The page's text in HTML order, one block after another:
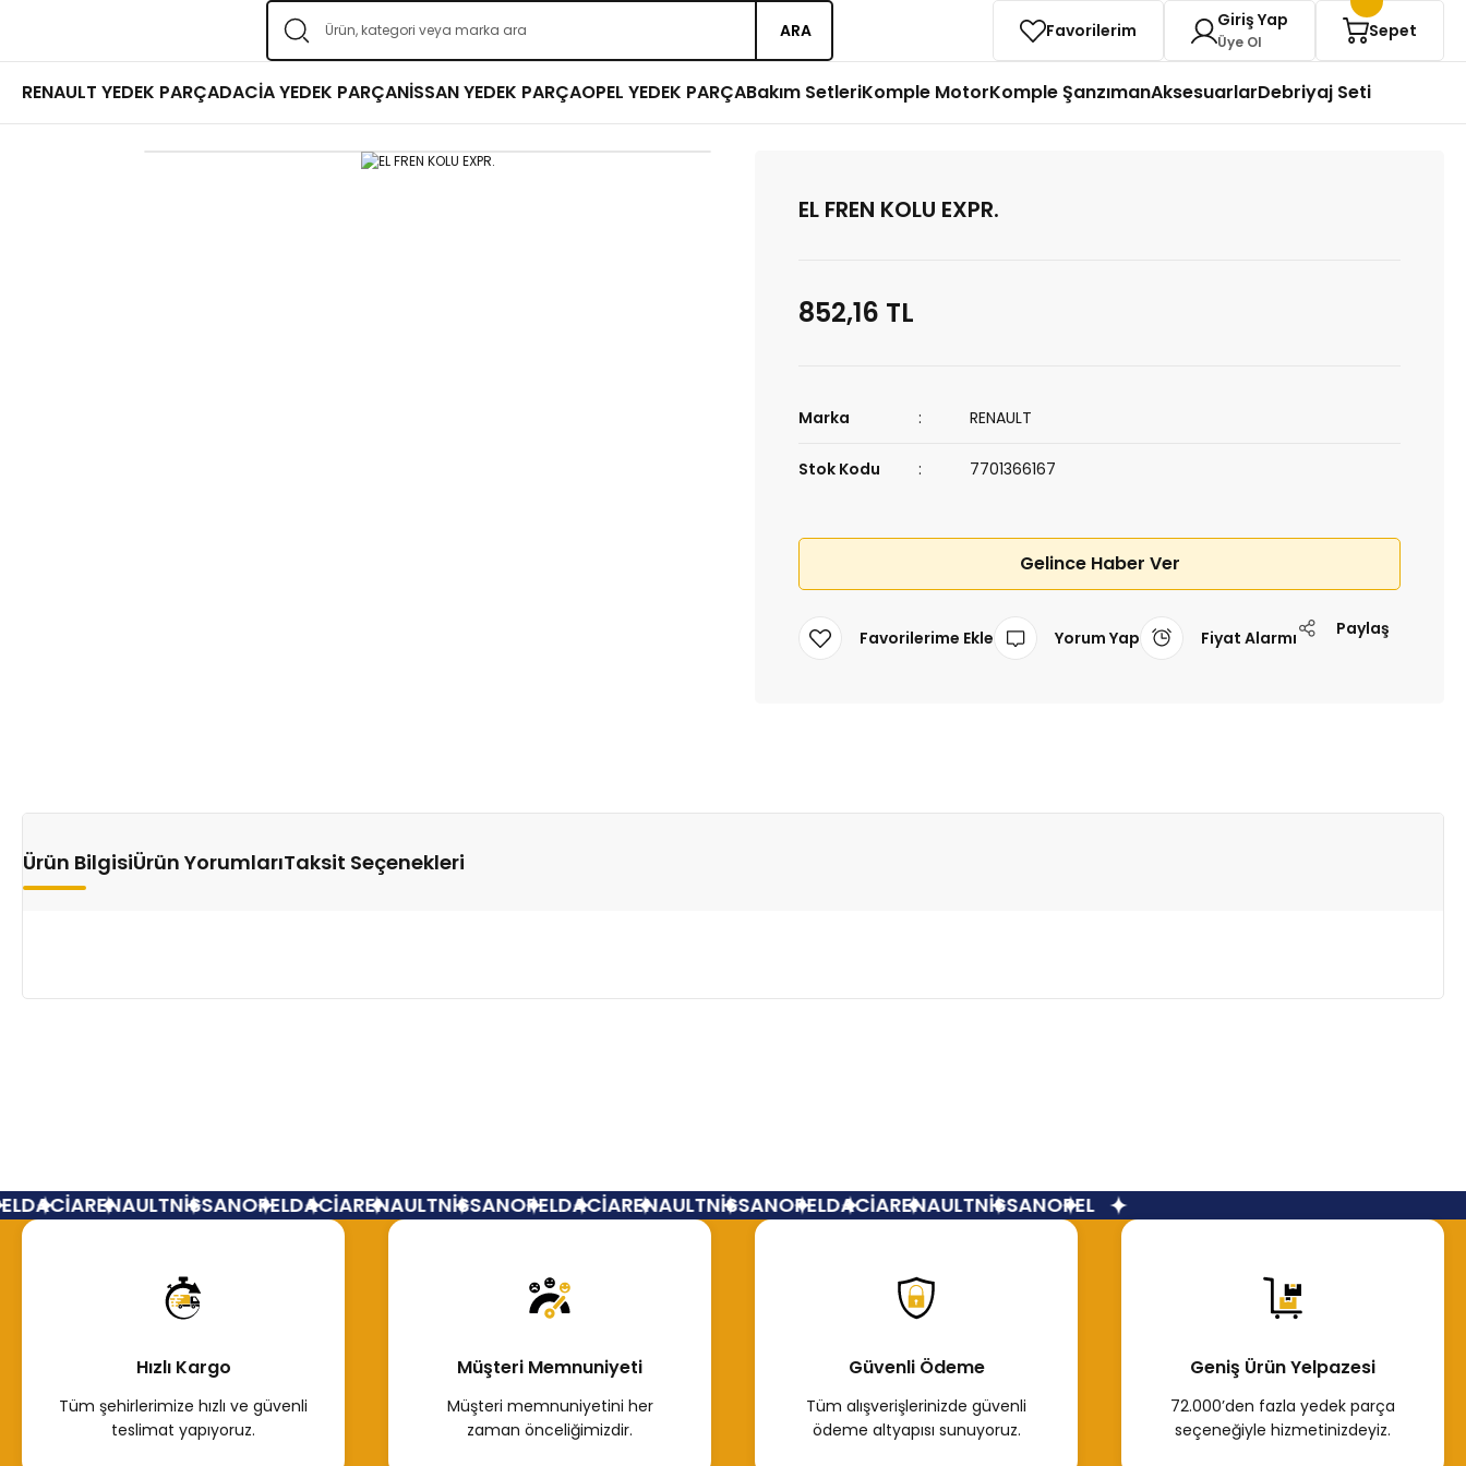
ARA Favorilerim Giriş Yap
Üye Ol
Sepet
RENAULT YEDEK PARÇADACİA YEDEK PARÇANİSSAN YEDEK PARÇAOPEL YEDEK PARÇABakım SetleriKomple MotorKomple ŞanzımanAksesuarlarDebriyaj Seti
EL FREN KOLU EXPR.
852,16 TL
Marka RENAULT
Stok Kodu 7701366167
Gelince Haber Ver
Yorum Yap Fiyat Alarmı Paylaş
Ürün BilgisiÜrün YorumlarıTaksit Seçenekleri
DACİARENAULTNİSSANOPELDACİARENAULTNİSSANOPELDACİARENAULTNİSSANOPELDACİARENAULTNİSSANOPEL
Hızlı Kargo
Tüm şehirlerimize hızlı ve güvenli
teslimat yapıyoruz.
Müşteri Memnuniyeti
Müşteri memnuniyetini her
zaman önceliğimizdir.
Güvenli Ödeme
Tüm alışverişlerinizde güvenli
ödeme altyapısı sunuyoruz.
Geniş Ürün Yelpazesi
72.000’den fazla yedek parça
seçeneğiyle hizmetinizdeyiz.